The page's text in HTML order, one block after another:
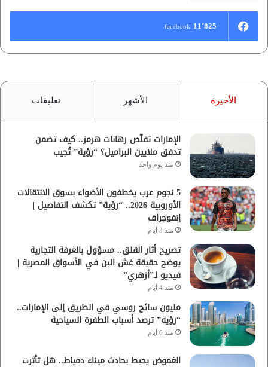
11٬825 facebook
الأخيرة الأشهر تعليقات
الإمارات تقلّص رهانات هرمز.. كيف تضمن
تدفق ملايين البراميل؟ “رؤية” تُجيب
منذ يوم واحد
5 نجوم عرب يخطفون الأضواء بسوق الانتقالات
الأوروبية 2026.. “رؤية” تكشف التفاصيل |
إنفوجراف
منذ 3 أيام
تصريح أثار القلق.. مسؤول بالغرفة التجارية
يوضح حقيقة غش البن في الأسواق المصرية |
فيديو لـ”أزهري”
منذ 4 أيام
مليون سائح روسي في الطريق إلى الإمارات..
“رؤية” ترصد أسباب الطفرة السياحية
منذ 6 أيام
الغموض يحيط بحادث ميناء دمياط.. هل تأثرت